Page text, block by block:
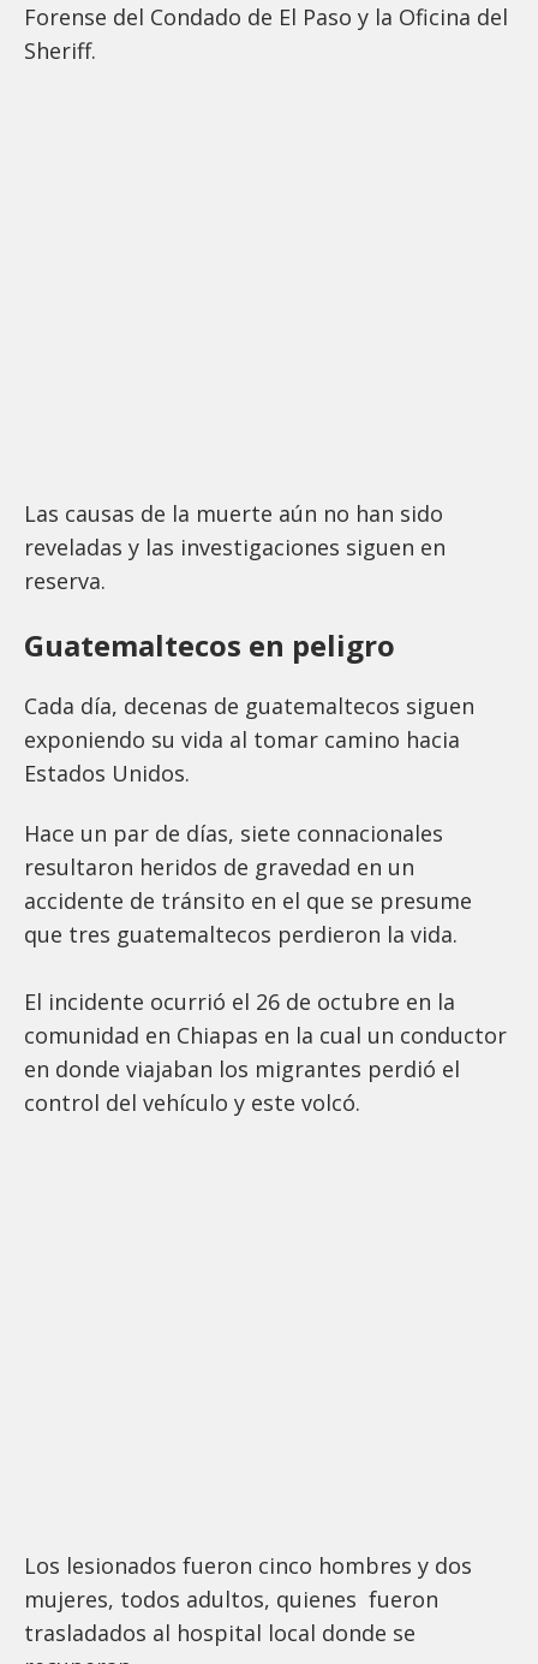
Forense del Condado de El Paso y la Oficina del
Sheriff.
Las causas de la muerte aún no han sido
reveladas y las investigaciones siguen en
reserva.
Guatemaltecos en peligro
Cada día, decenas de guatemaltecos siguen
exponiendo su vida al tomar camino hacia
Estados Unidos.
Hace un par de días, siete connacionales
resultaron heridos de gravedad en un
accidente de tránsito en el que se presume
que tres guatemaltecos perdieron la vida.
El incidente ocurrió el 26 de octubre en la
comunidad en Chiapas en la cual un conductor
en donde viajaban los migrantes perdió el
control del vehículo y este volcó.
Los lesionados fueron cinco hombres y dos
mujeres, todos adultos, quienes fueron
trasladados al hospital local donde se